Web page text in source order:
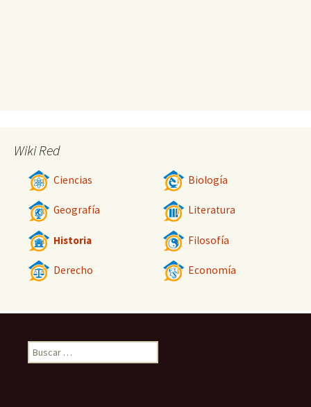
Wiki Red
Ciencias Biología
Geografía Literatura
Historia Filosofía
Derecho Economía
Buscar: